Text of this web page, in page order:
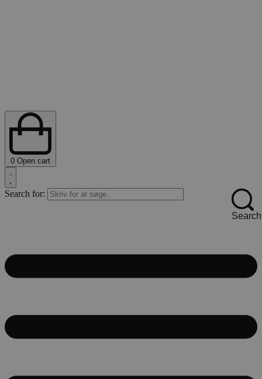
0 Open cart
Search for:
Search